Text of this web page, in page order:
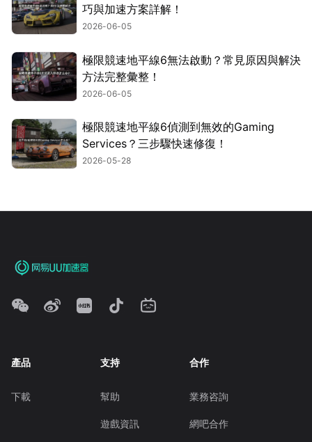
巧與加速方案詳解！
2026-06-05
極限競速地平線6無法啟動？常見原因與解決
方法完整彙整！
2026-06-05
極限競速地平線6偵測到無效的Gaming
Services？三步驟快速修復！
2026-05-28
產品
下載
支持
幫助
遊戲資訊
合作
業務咨詢
網吧合作